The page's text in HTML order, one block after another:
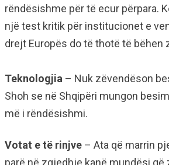
rëndësishme për të ecur përpara.
një test kritik për institucionet e
drejt Europës do të thotë të bëhen
Teknologjia – Nuk zëvendëson
Shoh se në Shqipëri mungon
më i rëndësishmi.
Votat e të rinjve – Ata që marrin
parë në zgjedhje kanë mundësi që